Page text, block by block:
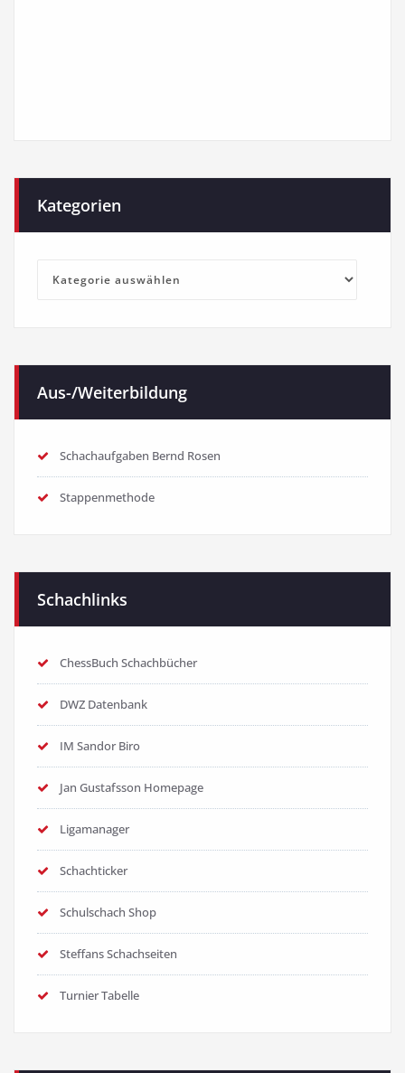
Kategorien
Kategorien
Aus-/Weiterbildung
Schachaufgaben Bernd Rosen
Stappenmethode
Schachlinks
ChessBuch Schachbücher
DWZ Datenbank
IM Sandor Biro
Jan Gustafsson Homepage
Ligamanager
Schachticker
Schulschach Shop
Steffans Schachseiten
Turnier Tabelle